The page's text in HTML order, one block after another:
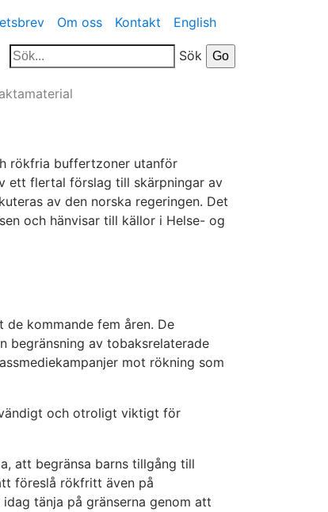
Om oss Kontakt English
Sök
rökfria buffertzoner utanför
ett flertal förslag till skärpningar av
av den norska regeringen. Det
och hänvisar till källor i Helse- og
kommande fem åren. De
begränsning av tobaksrelaterade
mot rökning som
och otroligt viktigt för
att begränsa barns tillgång till
föreslå rökfritt även på
tänja på gränserna genom att